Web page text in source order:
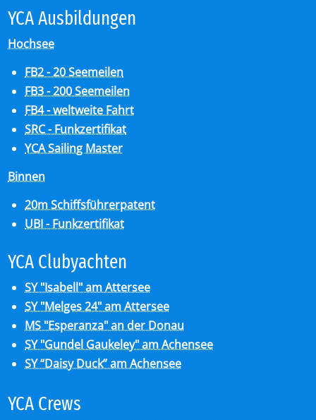
YCA Aus­bil­dun­gen
Hochsee
FB2 - 20 Seemeilen
FB3 - 200 Seemeilen
FB4 - weltweite Fahrt
SRC - Funkzertifikat
YCA Sailing Master
Binnen
20m Schiffsführerpatent
UBI - Funkzertifikat
YCA Club­y­ach­ten
SY "Isabell" am Attersee
SY "Melges 24" am Attersee
MS "Esperanza" an der Donau
SY "Gundel Gaukeley" am Achensee
SY “Daisy Duck” am Achensee
YCA Crews